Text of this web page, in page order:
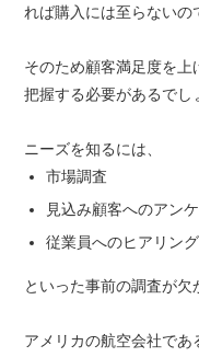
れば購入には至らないの
そのため顧客満足度を上
把握する必要があるでし
ニーズを知るには、
市場調査
見込み顧客へのアン
従業員へのヒアリング
といった事前の調査が欠
アメリカの航空会社であ